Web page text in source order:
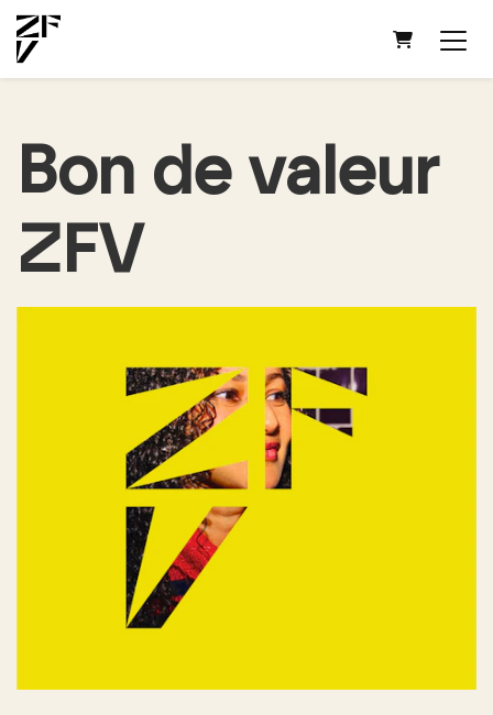
PANIER
Bon de valeur
ZFV